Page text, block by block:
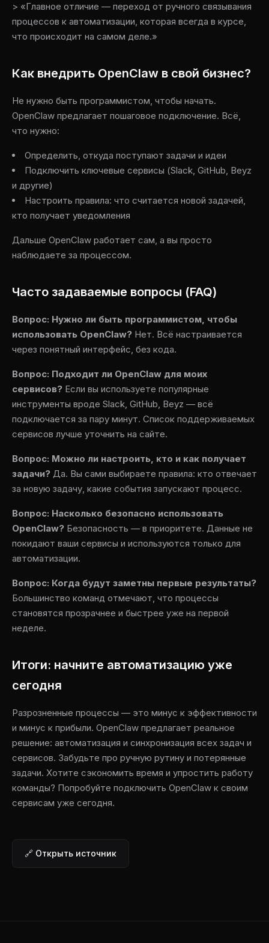
> «Главное отличие — переход от ручного связывания
процессов к автоматизации, которая всегда в курсе,
что происходит на самом деле.»
Как внедрить OpenClaw в свой бизнес?
Не нужно быть программистом, чтобы начать.
OpenClaw предлагает пошаговое подключение. Всё,
что нужно:
Определить, откуда поступают задачи и идеи
Подключить ключевые сервисы (Slack, GitHub, Beyz
и другие)
Настроить правила: что считается новой задачей,
кто получает уведомления
Дальше OpenClaw работает сам, а вы просто
наблюдаете за процессом.
Часто задаваемые вопросы (FAQ)
Вопрос: Нужно ли быть программистом, чтобы
использовать OpenClaw? Нет. Всё настраивается
через понятный интерфейс, без кода.
Вопрос: Подходит ли OpenClaw для моих
сервисов? Если вы используете популярные
инструменты вроде Slack, GitHub, Beyz — всё
подключается за пару минут. Список поддерживаемых
сервисов лучше уточнить на сайте.
Вопрос: Можно ли настроить, кто и как получает
задачи? Да. Вы сами выбираете правила: кто отвечает
за новую задачу, какие события запускают процесс.
Вопрос: Насколько безопасно использовать
OpenClaw? Безопасность — в приоритете. Данные не
покидают ваши сервисы и используются только для
автоматизации.
Вопрос: Когда будут заметны первые результаты?
Большинство команд отмечают, что процессы
становятся прозрачнее и быстрее уже на первой
неделе.
Итоги: начните автоматизацию уже
сегодня
Разрозненные процессы — это минус к эффективности
и минус к прибыли. OpenClaw предлагает реальное
решение: автоматизация и синхронизация всех задач и
сервисов. Забудьте про ручную рутину и потерянные
задачи. Хотите сэкономить время и упростить работу
команды? Попробуйте подключить OpenClaw к своим
сервисам уже сегодня.
🔗 Открыть источник